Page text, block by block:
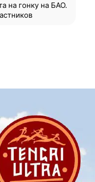
на гонку на БАО.